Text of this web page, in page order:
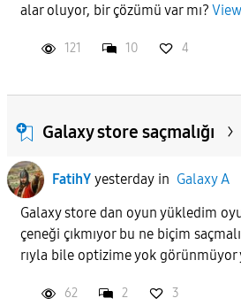
alar oluyor, bir çözümü var mı?
121 10 4
Galaxy store saçmalığı
FatihY yesterdayin Galaxy A
Galaxy store dan oyun yükledim
çeneği çıkmıyor bu ne biçim
rıyla bile optizime yok görünmüyor
62 2 3